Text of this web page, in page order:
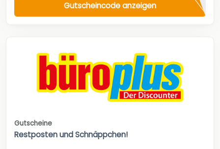
Gutscheincode anzeigen
Gutscheine
Restposten und Schnäppchen!